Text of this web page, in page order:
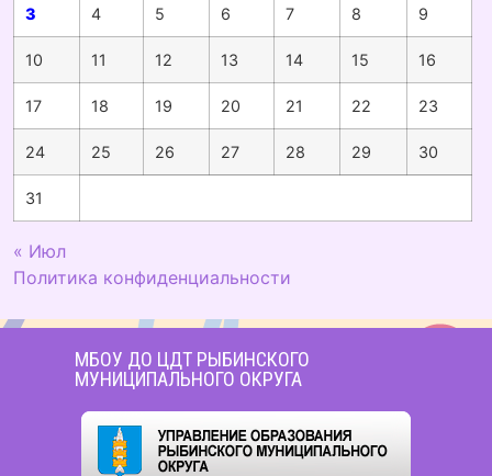
3 4 5 6 7 8 9
10 11 12 13 14 15 16
17 18 19 20 21 22 23
24 25 26 27 28 29 30
31
« Июл
Политика конфиденциальности
МБОУ ДО ЦДТ РЫБИНСКОГО
МУНИЦИПАЛЬНОГО ОКРУГА